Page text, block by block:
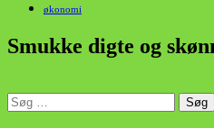
økonomi
Smukke digte og
Søg
efter: